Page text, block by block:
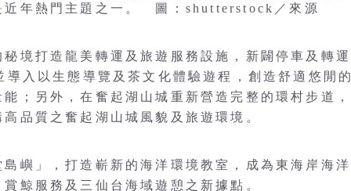
近年熱門主題之一。 圖：shutterstock／來源
境打造龍美轉運及旅遊服務設施，新闢停車及轉運
入以生態導覽及茶文化體驗遊程，創造舒適悠閒的
；另外，在奮起湖山城重新營造完整的環村步道，
品質之奮起湖山城風貌及旅遊環境。
嶼」，打造嶄新的海洋環境教室，成為東海岸海洋
鯨服務及三仙台海域遊憩之新據點。